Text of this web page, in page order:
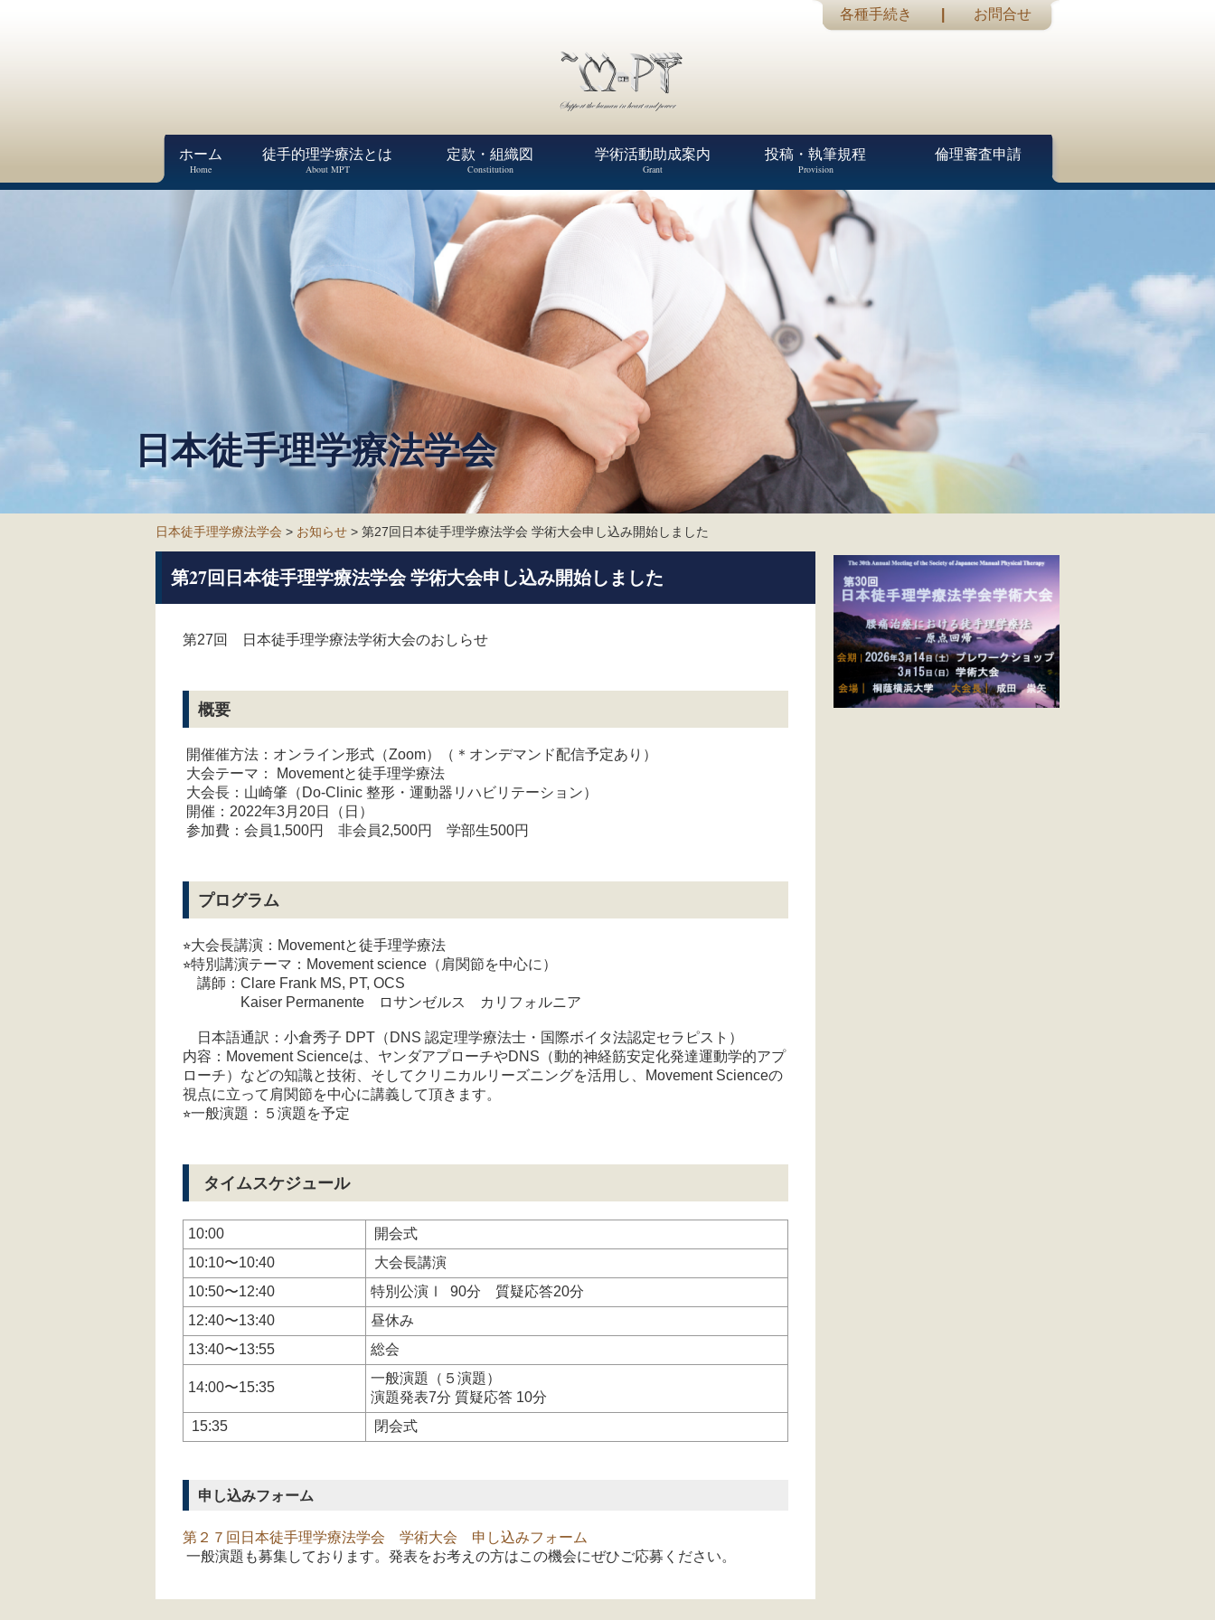
各種手続き お問合せ
ホーム
Home
徒手的理学療法とは
About MPT
定款・組織図
Constitution
学術活動助成案内
Grant
投稿・執筆規程
Provision
倫理審査申請
日本徒手理学療法学会
日本徒手理学療法学会 > お知らせ > 第27回日本徒手理学療法学会 学術大会申し込み開始しました
第27回日本徒手理学療法学会 学術大会申し込み開始しました
第27回 日本徒手理学療法学術大会のおしらせ
概要
開催催方法：オンライン形式（Zoom）（＊オンデマンド配信予定あり）
大会テーマ： Movementと徒手理学療法
大会長：山崎肇（Do-Clinic 整形・運動器リハビリテーション）
開催：2022年3月20日（日）
参加費：会員1,500円 非会員2,500円 学部生500円
プログラム
⭐︎大会長講演：Movementと徒手理学療法
⭐︎特別講演テーマ：Movement science（肩関節を中心に）
講師：Clare Frank MS, PT, OCS
Kaiser Permanente ロサンゼルス カリフォルニア
日本語通訳：小倉秀子 DPT（DNS 認定理学療法士・国際ボイタ法認定セラピスト）
内容：Movement Scienceは、ヤンダアプローチやDNS（動的神経筋安定化発達運動学的アプ
ローチ）などの知識と技術、そしてクリニカルリーズニングを活用し、Movement Scienceの
視点に立って肩関節を中心に講義して頂きます。
⭐︎一般演題：５演題を予定
タイムスケジュール
10:00
開会式
10:10〜10:40
大会長講演
10:50〜12:40
特別公演Ⅰ 90分 質疑応答20分
12:40〜13:40
昼休み
13:40〜13:55
総会
14:00〜15:35
一般演題（５演題）
演題発表7分 質疑応答 10分
15:35
閉会式
申し込みフォーム
第２７回日本徒手理学療法学会 学術大会 申し込みフォーム
一般演題も募集しております。発表をお考えの方はこの機会にぜひご応募ください。